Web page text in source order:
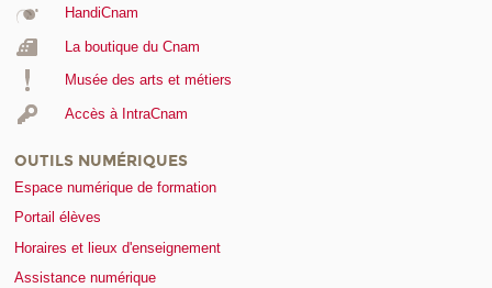
HandiCnam
La boutique du Cnam
Musée des arts et métiers
Accès à IntraCnam
OUTILS NUMÉRIQUES
Espace numérique de formation
Portail élèves
Horaires et lieux d'enseignement
Assistance numérique